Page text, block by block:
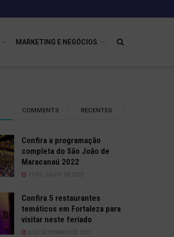
MARKETING E NEGÓCIOS
COMMENTS RECENTES
Confira a programação
completa do São João de
Maracanaú 2022
19 DE JULHO DE 2022
Confira 5 restaurantes
temáticos em Fortaleza para
visitar neste feriado
6 DE SETEMBRO DE 2021